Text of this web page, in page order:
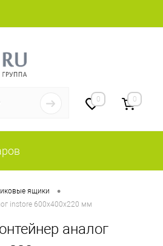
0 0
ящики •
instore 600х400х220 мм
аналог